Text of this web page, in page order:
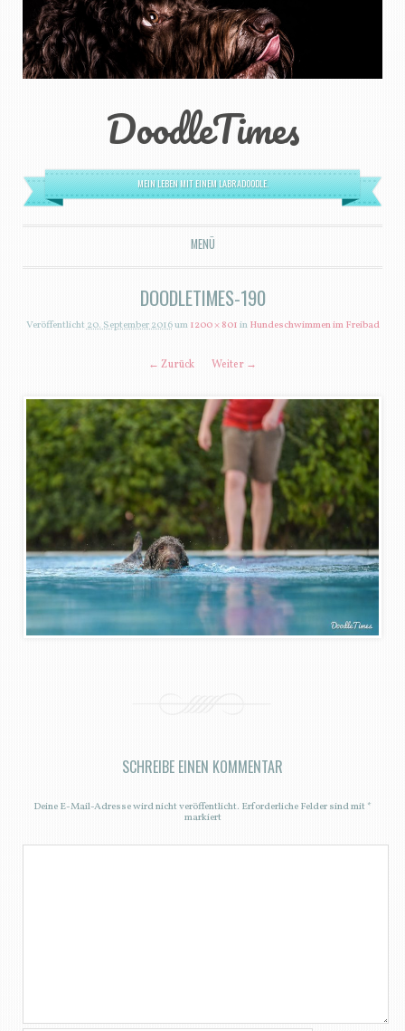
DoodleTimes
MEIN LEBEN MIT EINEM LABRADOODLE.
MENÜ
ZUM INHALT SPRINGEN
DOODLETIMES-190
Veröffentlicht20. September 2016um1200 × 801inHundeschwimmen im Freibad
← Zurück Weiter →
SCHREIBE EINEN KOMMENTAR
Deine E-Mail-Adresse wird nicht veröffentlicht. Erforderliche Felder sind mit*
markiert